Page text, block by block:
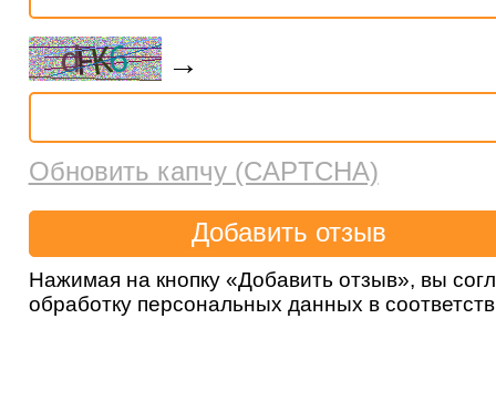
→
Обновить капчу (CAPTCHA)
Нажимая на кнопку «Добавить отзыв», вы
обработку персональных данных в